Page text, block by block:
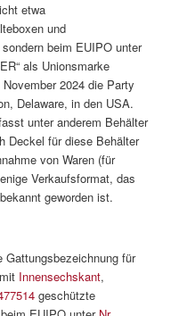
etwa
und
beim EUIPO unter
als Unionsmarke
2024 die Party
Delaware, in den USA.
unter anderem Behälter
Deckel für diese Behälter
von Waren (für
Verkaufsformat, das
geworden ist.
Gattungsbezeichnung für
Innensechskant,
geschützte